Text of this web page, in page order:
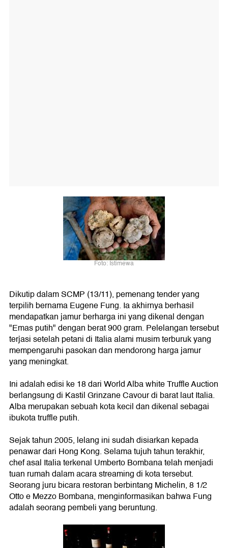
Foto: Istimewa
Dikutip dalam SCMP (13/11), pemenang tender yang
terpilih bernama Eugene Fung. Ia akhirnya berhasil
mendapatkan jamur berharga ini yang dikenal dengan
"Emas putih" dengan berat 900 gram. Pelelangan tersebut
terjasi setelah petani di Italia alami musim terburuk yang
mempengaruhi pasokan dan mendorong harga jamur
yang meningkat.
Ini adalah edisi ke 18 dari World Alba white Truffle Auction
berlangsung di Kastil Grinzane Cavour di barat laut Italia.
Alba merupakan sebuah kota kecil dan dikenal sebagai
ibukota truffle putih.
Sejak tahun 2005, lelang ini sudah disiarkan kepada
penawar dari Hong Kong. Selama tujuh tahun terakhir,
chef asal Italia terkenal Umberto Bombana telah menjadi
tuan rumah dalam acara streaming di kota tersebut.
Seorang juru bicara restoran berbintang Michelin, 8 1/2
Otto e Mezzo Bombana, menginformasikan bahwa Fung
adalah seorang pembeli yang beruntung.